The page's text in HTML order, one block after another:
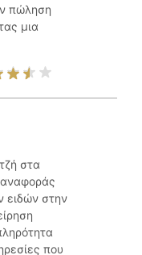
πώληση
μια
στα
ειδών στην
που